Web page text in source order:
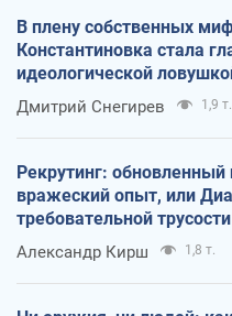
В плену собственных
Константиновка стала
идеологической
оккупантов
Дмитрий Снегирев 1,9 т.
Рекрутинг:
вражеский опыт, или
требовательной трусости
Александр Кирш 1,8 т.